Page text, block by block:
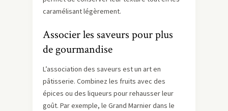
caramélisant légèrement.
Associer les saveurs pour plus
de gourmandise
L’association des saveurs est un art en
pâtisserie. Combinez les fruits avec des
épices ou des liqueurs pour rehausser leur
goût. Par exemple, le Grand Marnier dans le